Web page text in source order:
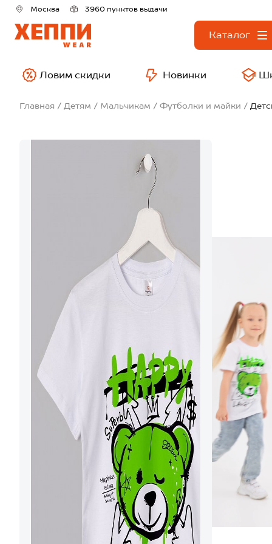
Москва 3960 пунктов выдачи
Каталог
Ловим скидки Новинки
Главная Детям Мальчикам Футболки и майки